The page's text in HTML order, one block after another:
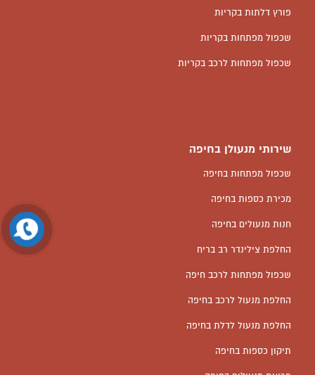
פורץ דלתות בקריות
שכפול מפתחות בקריות
שכפול מפתחות לרכב בקריות
שירותי מנעולן בחיפה
שכפול מפתחות בחיפה
מכירת כספות בחיפה
חנות מנעולים בחיפה
החלפת צילינדר רב בריח
שכפול מפתחות לרכב חיפה
החלפת מנעול לרכב בחיפה
החלפת מנעול לדלת בחיפה
תיקון כספות בחיפה